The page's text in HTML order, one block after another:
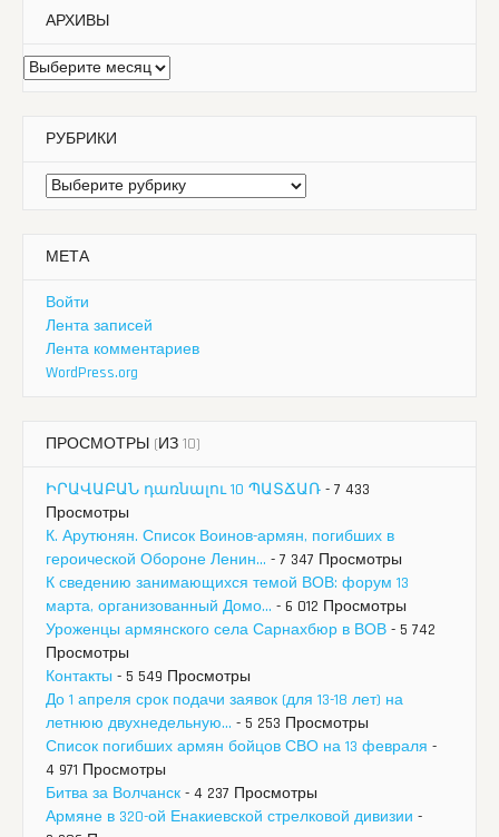
АРХИВЫ
Архивы
РУБРИКИ
Рубрики
МЕТА
Войти
Лента записей
Лента комментариев
WordPress.org
ПРОСМОТРЫ (ИЗ 10)
ԻՐԱՎԱԲԱՆ դառնալու 10 ՊԱՏՃԱՌ - 7 433
Просмотры
К. Арутюнян. Список Воинов-армян, погибших в
героической Обороне Ленин... - 7 347 Просмотры
К сведению занимающихся темой ВОВ: форум 13
марта, организованный Домо... - 6 012 Просмотры
Уроженцы армянского села Сарнахбюр в ВОВ - 5 742
Просмотры
Контакты - 5 549 Просмотры
До 1 апреля срок подачи заявок (для 13-18 лет) на
летнюю двухнедельную... - 5 253 Просмотры
Список погибших армян бойцов СВО на 13 февраля -
4 971 Просмотры
Битва за Волчанск - 4 237 Просмотры
Армяне в 320-ой Енакиевской стрелковой дивизии -